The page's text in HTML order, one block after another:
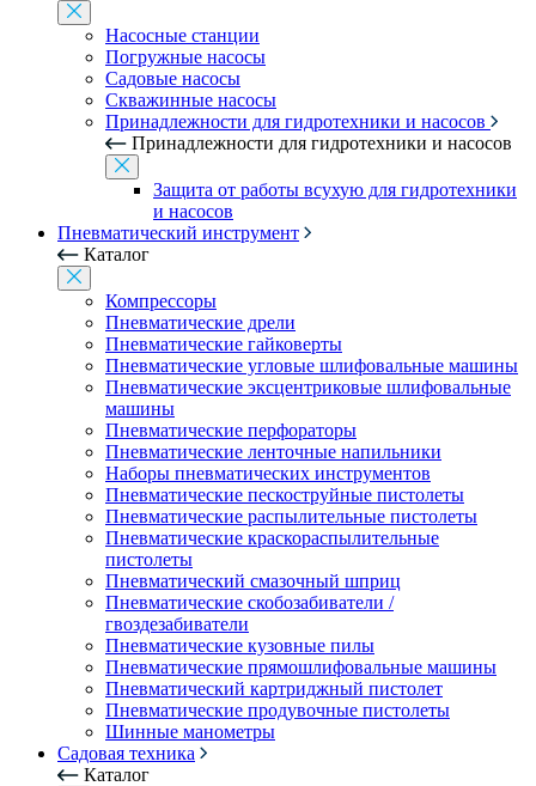
Насосные станции
Погружные насосы
Садовые насосы
Скважинные насосы
Принадлежности для гидротехники и насосов
Принадлежности для гидротехники и насосов
Защита от работы всухую для гидротехники
и насосов
Пневматический инструмент
Каталог
Компрессоры
Пневматические дрели
Пневматические гайковерты
Пневматические угловые шлифовальные машины
Пневматические эксцентриковые шлифовальные
машины
Пневматические перфораторы
Пневматические ленточные напильники
Наборы пневматических инструментов
Пневматические пескоструйные пистолеты
Пневматические распылительные пистолеты
Пневматические краскораспылительные
пистолеты
Пневматический смазочный шприц
Пневматические скобозабиватели /
гвоздезабиватели
Пневматические кузовные пилы
Пневматические прямошлифовальные машины
Пневматический картриджный пистолет
Пневматические продувочные пистолеты
Шинные манометры
Садовая техника
Каталог